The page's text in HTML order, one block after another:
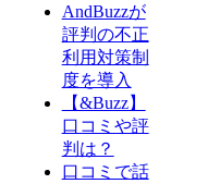
AndBuzzが
評判の不正
利用対策制
度を導入
【&Buzz】
口コミや評
判は？
口コミで話